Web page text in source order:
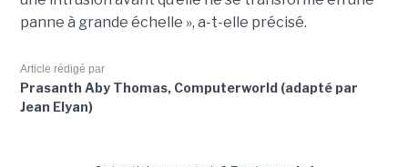
panne à grande échelle », a-t-elle précisé.
Article rédigé par
Prasanth Aby Thomas, Computerworld (adapté par
Jean Elyan)